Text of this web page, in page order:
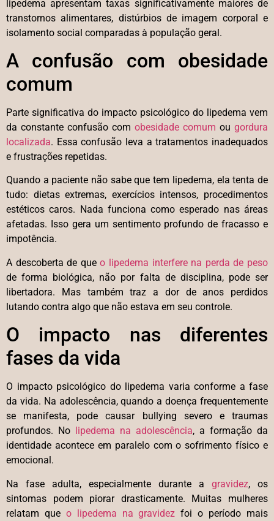
lipedema apresentam taxas significativamente maiores de
transtornos alimentares, distúrbios de imagem corporal e
isolamento social comparadas à população geral.
A confusão com obesidade
comum
Parte significativa do impacto psicológico do lipedema vem
da constante confusão com obesidade comum ou gordura
localizada. Essa confusão leva a tratamentos inadequados
e frustrações repetidas.
Quando a paciente não sabe que tem lipedema, ela tenta de
tudo: dietas extremas, exercícios intensos, procedimentos
estéticos caros. Nada funciona como esperado nas áreas
afetadas. Isso gera um sentimento profundo de fracasso e
impotência.
A descoberta de queo lipedema interfere na perda de peso
de forma biológica, não por falta de disciplina, pode ser
libertadora. Mas também traz a dor de anos perdidos
lutando contra algo que não estava em seu controle.
O impacto nas diferentes
fases da vida
O impacto psicológico do lipedema varia conforme a fase
da vida. Na adolescência, quando a doença frequentemente
se manifesta, pode causar bullying severo e traumas
profundos. No lipedema na adolescência, a formação da
identidade acontece em paralelo com o sofrimento físico e
emocional.
Na fase adulta, especialmente durante a gravidez, os
sintomas podem piorar drasticamente. Muitas mulheres
relatam que o lipedema na gravidez foi o período mais